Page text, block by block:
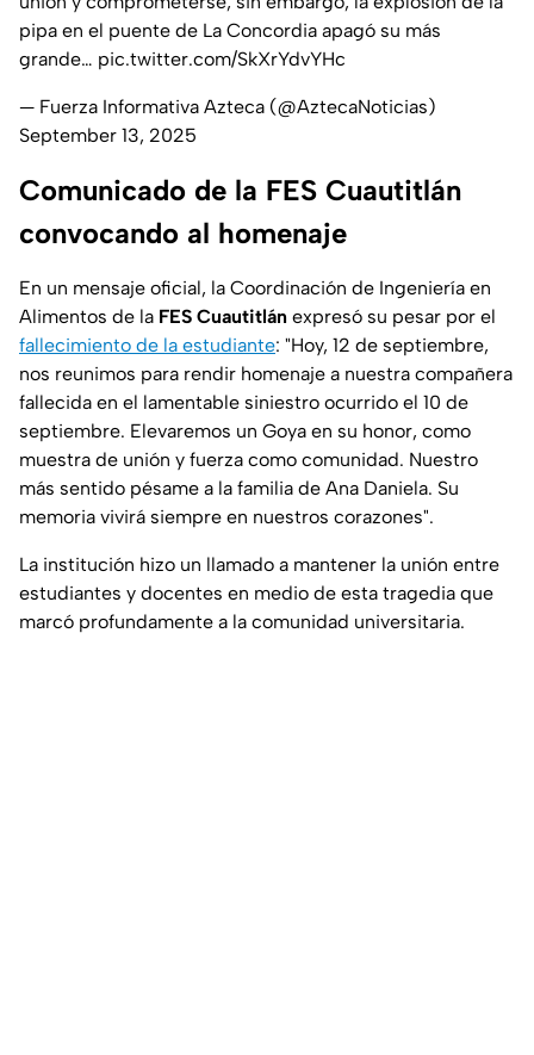
pipa en el puente de La Concordia apagó su más
grande… pic.twitter.com/SkXrYdvYHc
— Fuerza Informativa Azteca (@AztecaNoticias)
September 13, 2025
Comunicado de la FES Cuautitlán
convocando al homenaje
En un mensaje oficial, la Coordinación de Ingeniería en
Alimentos de la FES Cuautitlán expresó su pesar por el
fallecimiento de la estudiante: "Hoy, 12 de septiembre,
nos reunimos para rendir homenaje a nuestra compañera
fallecida en el lamentable siniestro ocurrido el 10 de
septiembre. Elevaremos un Goya en su honor, como
muestra de unión y fuerza como comunidad. Nuestro
más sentido pésame a la familia de Ana Daniela. Su
memoria vivirá siempre en nuestros corazones".
La institución hizo un llamado a mantener la unión entre
estudiantes y docentes en medio de esta tragedia que
marcó profundamente a la comunidad universitaria.